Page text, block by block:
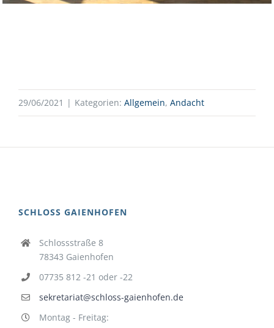
29/06/2021 | Kategorien: Allgemein, Andacht
SCHLOSS GAIENHOFEN
Schlossstraße 8
78343 Gaienhofen
07735 812 -21 oder -22
sekretariat@schloss-gaienhofen.de
Montag - Freitag: